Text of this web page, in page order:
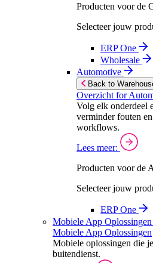
Producten voor de
Selecteer jouw
ERP One
Wholesale
Automotive
Back to
Overzicht for
Volg elk onderdeel
verminder fouten
workflows.
Lees meer:
Producten voor de
Selecteer jouw
ERP One
Mobiele App Oplossingen
Mobiele App Oplossingen
Mobiele oplossingen die
buitendienst.